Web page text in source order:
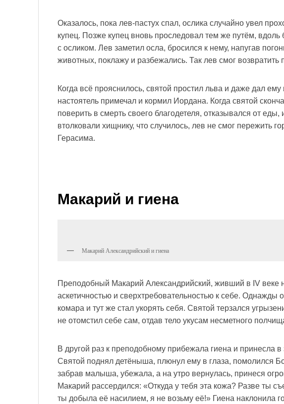
Оказалось, пока лев-пастух спал, ослика случайно увел
купец. Позже купец вновь проследовал тем же путём,
с осликом. Лев заметил осла, бросился к нему, напугав
животных, поклажу и разбежались. Так лев смог возвратить
Когда всё прояснилось, святой простил льва и даже дал
настоятель примечал и кормил Иордана. Когда святой
поверить в смерть своего благодетеля, отказывался от
втолковали хищнику, что случилось, лев не смог пережить
Герасима.
Макарий и гиена
Макарий Александрийский и гиена
Преподобный Макарий Александрийский, живший в IV веке
аскетичностью и сверхтребовательностью к себе. Однажды
комара и тут же стал укорять себя. Святой терзался
не отомстил себе сам, отдав тело укусам несметного
В другой раз к преподобному прибежала гиена и принесла в
Святой поднял детёныша, плюнул ему в глаза, помолился
забрав малыша, убежала, а на утро вернулась, принеся
Макарий рассердился: «Откуда у тебя эта кожа? Разве ты
ты добыла её насилием, я не возьму её!» Гиена наклонила